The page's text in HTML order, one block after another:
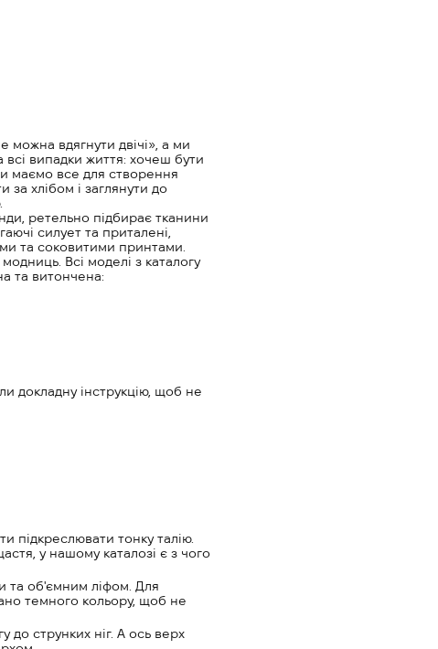
можна вдягнути двічі», а ми
всі випадки життя: хочеш бути
маємо все для створення
за хлібом і заглянути до
ретельно підбирає тканини
силует та приталені,
та соковитими принтами.
Всі моделі з каталогу
та витончена:
докладну інструкцію, щоб не
підкреслювати тонку талію.
у нашому каталозі є з чого
та об'ємним ліфом. Для
темного кольору, щоб не
струнких ніг. А ось верх